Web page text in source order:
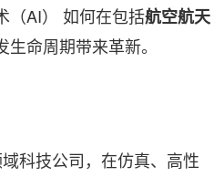
（AI） 如何在包括航空航天
命周期带来革新。
科技公司，在仿真、高性